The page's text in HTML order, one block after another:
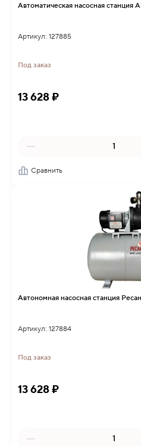
Автоматическая насосная
Артикул: 127885
Под заказ
13 628 ₽
Сравнить
Автономная насосная станция
Артикул: 127884
Под заказ
13 628 ₽